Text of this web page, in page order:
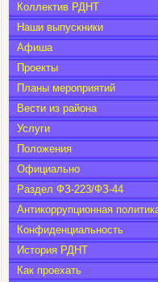
Коллектив РДНТ
Наши выпускники
Афиша
Проекты
Планы мероприятий
Вести из района
Услуги
Положения
Официально
Раздел ФЗ-223/ФЗ-44
Антикоррупционная
Конфиденциальность
История РДНТ
Как проехать